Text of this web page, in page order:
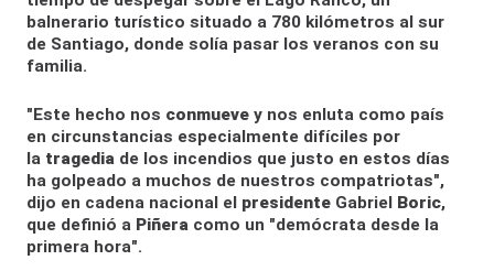
balnerario turístico situado a 780 kilómetros al sur
de Santiago, donde solía pasar los veranos con su
familia.
"Este hecho nos conmueve y nos enluta como país
en circunstancias especialmente difíciles por
la tragedia de los incendios que justo en estos días
ha golpeado a muchos de nuestros compatriotas",
dijo en cadena nacional el presidente Gabriel Boric,
que definió a Piñera como un "demócrata desde la
primera hora".